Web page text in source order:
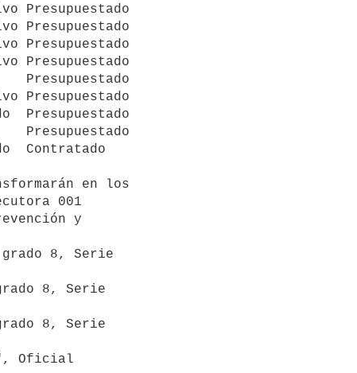
Contratado
en los
001
y
8, Serie
8, Serie
8, Serie
Oficial